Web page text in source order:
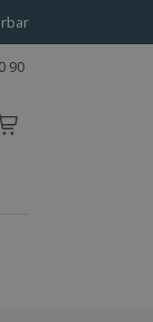
90